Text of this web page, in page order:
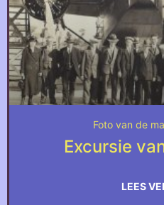
Foto van de
Excursie
LEES